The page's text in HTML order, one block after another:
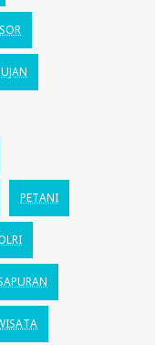
PETANI